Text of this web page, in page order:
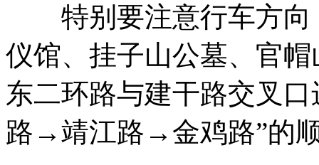
特别要注意行车方向
仪馆、挂子山公墓、官
东二环路与建干路交叉
路→靖江路→金鸡路”的